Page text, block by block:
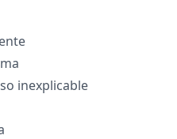
inexplicable